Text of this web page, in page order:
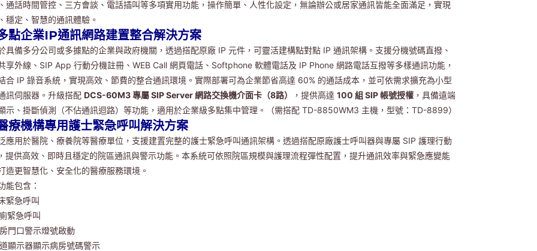
通話時間管控、三方會談、電話插叫等多項實用功能，操作簡單、人性化設定，無論辦公或居家通訊皆能全面滿足，實現
穩定、智慧的通訊體驗。
點企業IP通訊網路建置整合解決方案
具備多分公司或多據點的企業與政府機關，透過搭配原廠 IP 元件，可靈活建構點對點 IP 通訊架構。支援分機號碼直撥、
享外線、SIP App 行動分機註冊、WEB Call 網頁電話、Softphone 軟體電話及 IP Phone 網路電話互撥等多樣通訊功能，
合 IP 錄音系統，實現高效、節費的整合通訊環境。實際部署可為企業節省高達 60% 的通話成本，並可依需求擴充為小型
訊伺服器。升級搭配 DCS-60M3 專屬 SIP Server 網路交換機介面卡（8路） ，提供高達 100 組 SIP 帳號授權 ，具備遠端
示、掛斷偵測（不佔通訊迴路）等功能，適用於企業級多點集中管理。（需搭配 TD-8850WM3 主機，型號：TD-8899）
療機構專用護士緊急呼叫解決方案
應用於醫院、療養院等醫療單位，支援建置完整的護士緊急呼叫通訊架構。透過搭配原廠護士呼叫器與專屬 SIP 護理行動
提供高效、即時且穩定的院區通訊與警示功能。本系統可依照院區規模與護理流程彈性配置，提升通訊效率與緊急應變能
造更智慧化、安全化的醫療服務環境。
能包含：
緊急呼叫
緊急呼叫
門口警示燈號啟動
顯示器顯示病房號碼警示